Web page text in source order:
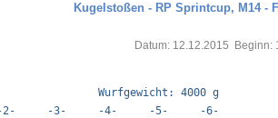
Kugelstoßen - RP Sprintcup, M14 -
Datum: 12.12.2015  Beginn:
-2-     -3-     -4-